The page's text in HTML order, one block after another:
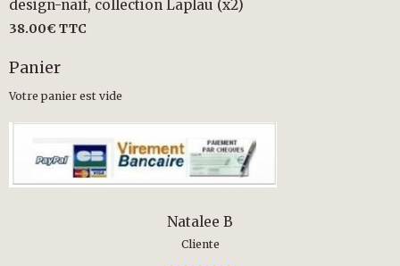
design-naïf, collection Laplau (x2)
38.00€ TTC
Panier
Votre panier est vide
Natalee B
Cliente